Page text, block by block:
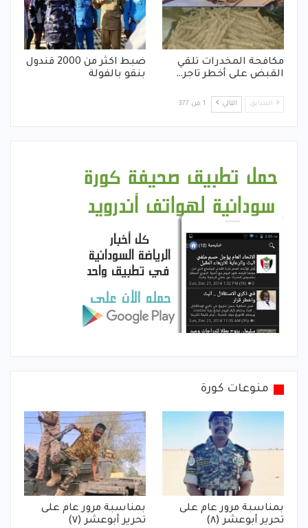
مكافحة المخدرات تلقي
القبض على أخطر تاجر…
ضبط اكثر من 2000 قندول
بنقو بالفولة
السابق التالي 1 من 377
منوعات كورة
بمناسبة مرور عام على
تحرير أبوعشر (٨)
بمناسبة مرور عام على
تحرير أبوعشر (٧)